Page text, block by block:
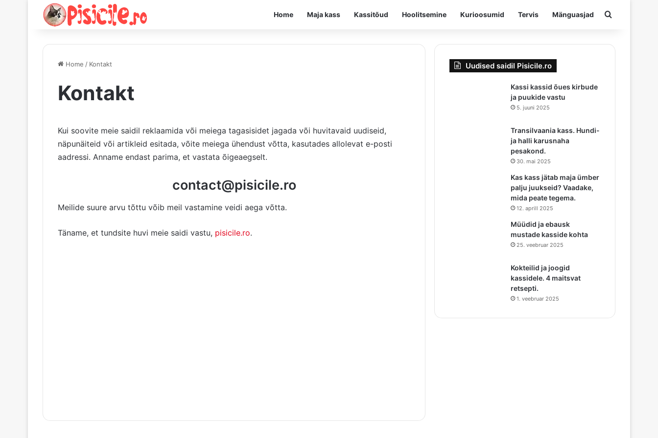
Home Maja kass Kassitõud Hoolitsemine Kurioosumid Tervis Mänguasjad Otsima
Home / Kontakt
Kontakt
Kui soovite meie saidil reklaamida või meiega tagasisidet jagada või huvitavaid uudiseid,
näpunäiteid või artikleid esitada, võite meiega ühendust võtta, kasutades allolevat e-posti
aadressi. Anname endast parima, et vastata õigeaegselt.
contact@pisicile.ro
Meilide suure arvu tõttu võib meil vastamine veidi aega võtta.
Täname, et tundsite huvi meie saidi vastu, pisicile.ro.
Uudised saidil Pisicile.ro
Kassi kassid õues kirbude
ja puukide vastu
5. juuni 2025
Transilvaania kass. Hundi-
ja halli karusnaha
pesakond.
30. mai 2025
Kas kass jätab maja ümber
palju juukseid? Vaadake,
mida peate tegema.
12. aprill 2025
Müüdid ja ebausk
mustade kasside kohta
25. veebruar 2025
Kokteilid ja joogid
kassidele. 4 maitsvat
retsepti.
1. veebruar 2025